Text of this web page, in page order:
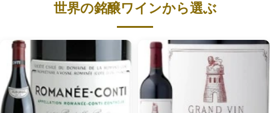
世界の銘醸ワインから選ぶ